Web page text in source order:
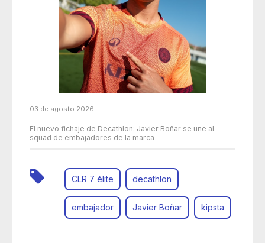
03 de agosto 2026
El nuevo fichaje de Decathlon: Javier Boñar se une al
squad de embajadores de la marca
CLR 7 élite decathlon
embajador Javier Boñar kipsta